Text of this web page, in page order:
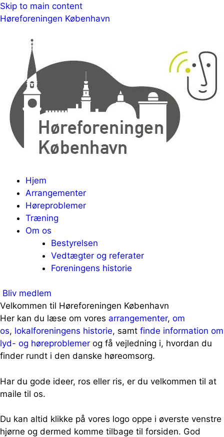
Skip to main content
Høreforeningen København
Hjem
Arrangementer
Høreproblemer
Træning
Om os
Bestyrelsen
Vedtægter og referater
Foreningens historie
Bliv medlem
Velkommen til Høreforeningen København
Her kan du læse om vores arrangementer, om
os, lokalforeningens historie, samt finde information om
lyd- og høreproblemer og få vejledning i, hvordan du
finder rundt i den danske høreomsorg.
Har du gode ideer, ros eller ris, er du velkommen til at
maile til os.
Du kan altid klikke på vores logo oppe i øverste venstre
hjørne og dermed komme tilbage til forsiden. God